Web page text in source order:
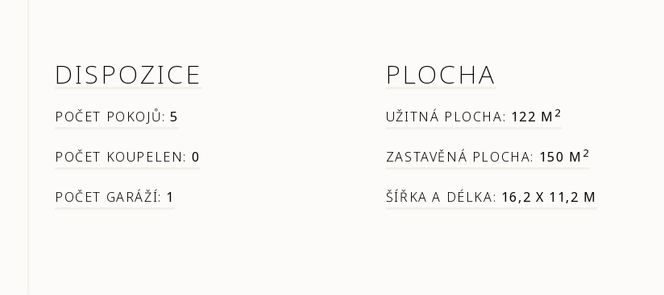
DISPOZICE
POČET POKOJŮ:5
POČET KOUPELEN: 0
POČET GARÁŽÍ: 1
PLOCHA
UŽITNÁ PLOCHA: 122 M 2
ZASTAVĚNÁ PLOCHA: 150 M 2
ŠÍŘKA A DÉLKA: 16,2 X 11,2 M